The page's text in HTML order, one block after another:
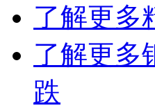
了解更多
了解更多
跌